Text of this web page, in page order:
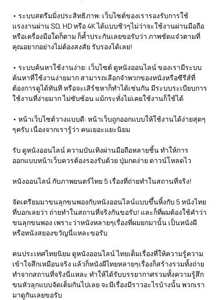
• ระบบสตรีมมิ่งประสิทธิภาพ: เว็บไซต์ของเรารองรับการใช้
แรงงานผ่าน SD, HD หรือ 4K ได้แบบชิวๆไม่ว่าจะใช้งานผ่านมือถือ
หรือเครื่องมือใดก็ตาม ก็ค้ำประกันเลยขอรับว่า ภาพชัดแจ๋วตามที่
คุณอยากอย่างไม่ต้องสงสัย รับรองได้เลย!
• ระบบค้นหาใช้งานง่าย: เว็บไซต์ ดูหนังออนไลน์ ของเรามีระบบ
ค้นหาที่ใช้งานง่ายมาก สามารถเลือกจำพวกของหนังหรือซีรีส์ที่
ต้องการดูได้ทันที หรือจะเสิร์ชหาก็ทำได้เช่นกัน มีระบบระเบียบการ
ใช้งานที่ง่ายมาก ไม่ซับซ้อน แม้กระทั่งไม่เคยใช้งานก็ใช้ได้
• หน้าเว็บไซต์วางแบบดี: หน้าเว็บถูกออกแบบให้ใช้งานได้ง่ายสุดๆ
ๆครับ เนื่องจากเรารู้ว่า คนเยอะแยะนิยม
รับ ดูหนังออนไลน์ ความบันเทิงผ่านมือถือหลายชิ้น ทำให้การ
ออกแบบหน้าเว็บควรต้องรองรับด้วย ปุ่มกดง่าย ดาวน์โหลดไว
หนังออนไลน์ กับภาพยนตร์ไทย 5 เรื่องที่ถ่ายทำในสถานที่จริง!
จัดเตรียมมาขนลุกขนพองกับหนังออนไลน์แบบขึ้นหิ้งกับ 5 หนังไทย
ที่บอกเลยว่า ถ่ายทำในสถานที่จริงกันขอรับ! และก็ที่ผมต้องใช้คำว่า
ขนลุกขนพอง เพราะว่าหนังหลายๆเรื่องที่ผมยกมานั้น เป็นหนังผี
หรือหนังสยองขวัญนี่แหละขอรับ
คนประเทศไทยนิยม ดูหนังออนไลน์ ไทยเต็มเรื่องที่ให้ความรู้ความ
เข้าใจสึกเหมือนจริง แล้วก็หนังผีไทยหลายๆเรื่องก็สร้างรวมทั้งถ่าย
ทำจากสถานที่จริงนี่แหละ ทำให้ได้รับบรรยากาศรวมทั้งความรู้สึก
ขนหัวลุกแบบจัดเต็มกันไปเลย จะมีเรื่องมีราวอะไรบ้างนั้น พวกเรา
มาดูกันเลยขอรับ